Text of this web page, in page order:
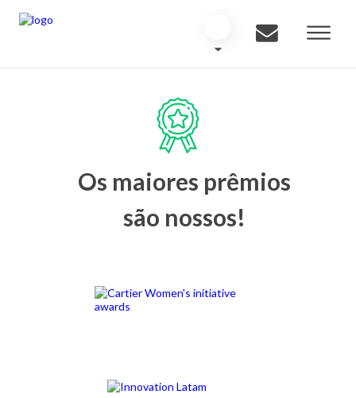
Os maiores prêmios
são nossos!